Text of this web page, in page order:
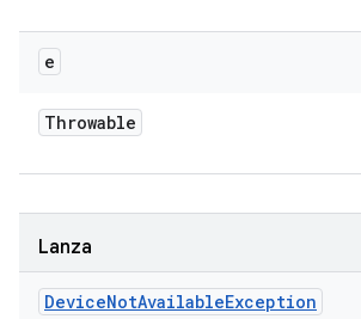
e
Throwable
Lanza
DeviceNotAvailableException